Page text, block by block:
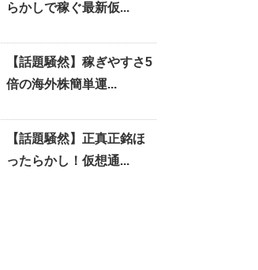
らかしで稼ぐ最新仮...
【話題騒然】稼ぎやすさ5
倍の海外株簡単運...
【話題騒然】正真正銘ほ
ったらかし！仮想通...